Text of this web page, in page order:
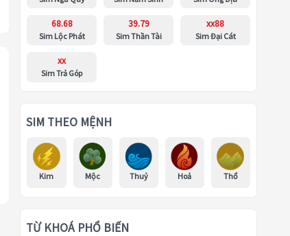
68.68
Sim Lộc Phát
39.79
Sim Thần Tài
xx88
Sim Đại Cát
xx
Sim Trả Góp
SIM THEO MỆNH
Kim Mộc Thuỷ Hoả Thổ
TỪ KHOÁ PHỔ BIẾN